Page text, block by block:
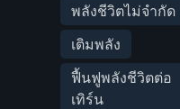
พลังชีวิตไม่จำกัด
เติมพลัง
ฟื้นฟูพลังชีวิตต่อ
เทิร์น